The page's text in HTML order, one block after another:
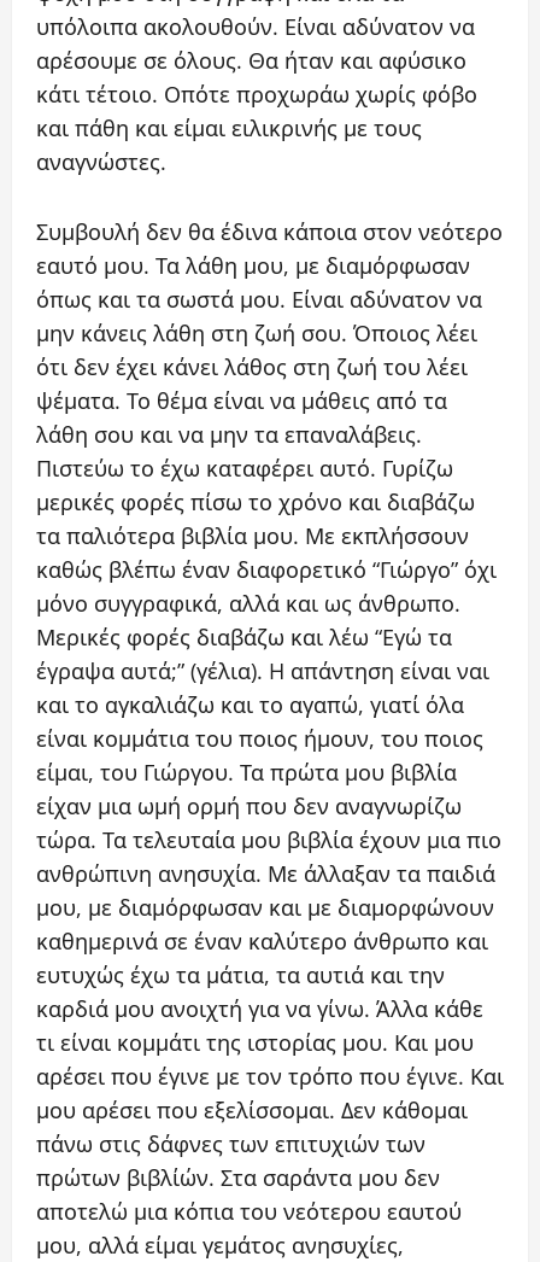
υπόλοιπα ακολουθούν. Είναι αδύνατον να
αρέσουμε σε όλους. Θα ήταν και αφύσικο
κάτι τέτοιο. Οπότε προχωράω χωρίς φόβο
και πάθη και είμαι ειλικρινής με τους
αναγνώστες.
Συμβουλή δεν θα έδινα κάποια στον νεότερο
εαυτό μου. Τα λάθη μου, με διαμόρφωσαν
όπως και τα σωστά μου. Είναι αδύνατον να
μην κάνεις λάθη στη ζωή σου. Όποιος λέει
ότι δεν έχει κάνει λάθος στη ζωή του λέει
ψέματα. Το θέμα είναι να μάθεις από τα
λάθη σου και να μην τα επαναλάβεις.
Πιστεύω το έχω καταφέρει αυτό. Γυρίζω
μερικές φορές πίσω το χρόνο και διαβάζω
τα παλιότερα βιβλία μου. Με εκπλήσσουν
καθώς βλέπω έναν διαφορετικό “Γιώργο” όχι
μόνο συγγραφικά, αλλά και ως άνθρωπο.
Μερικές φορές διαβάζω και λέω “Εγώ τα
έγραψα αυτά;” (γέλια). H απάντηση είναι ναι
και το αγκαλιάζω και το αγαπώ, γιατί όλα
είναι κομμάτια του ποιος ήμουν, του ποιος
είμαι, του Γιώργου. Τα πρώτα μου βιβλία
είχαν μια ωμή ορμή που δεν αναγνωρίζω
τώρα. Τα τελευταία μου βιβλία έχουν μια πιο
ανθρώπινη ανησυχία. Με άλλαξαν τα παιδιά
μου, με διαμόρφωσαν και με διαμορφώνουν
καθημερινά σε έναν καλύτερο άνθρωπο και
ευτυχώς έχω τα μάτια, τα αυτιά και την
καρδιά μου ανοιχτή για να γίνω. Άλλα κάθε
τι είναι κομμάτι της ιστορίας μου. Και μου
αρέσει που έγινε με τον τρόπο που έγινε. Και
μου αρέσει που εξελίσσομαι. Δεν κάθομαι
πάνω στις δάφνες των επιτυχιών των
πρώτων βιβλίών. Στα σαράντα μου δεν
αποτελώ μια κόπια του νεότερου εαυτού
μου, αλλά είμαι γεμάτος ανησυχίες,